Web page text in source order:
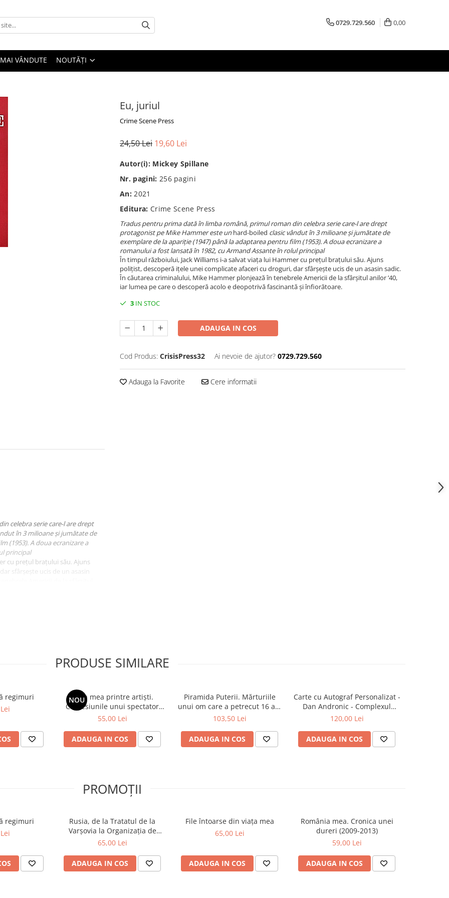
0729.729.560 0,00
VÂNDUTE NOUTĂȚI
Eu, juriul
Crime Scene Press
24,50 Lei 19,60 Lei
Autor(i): Mickey Spillane
Nr. pagini: 256 pagini
An: 2021
Editura: Crime Scene Press
Tradus pentru prima dată în limba română, primul roman din celebra serie care-l are drept
protagonist pe Mike Hammer este unhard-boiled clasic vândut în 3 milioane și jumătate de
exemplare de la apariție (1947) până la adaptarea pentru film (1953). A doua ecranizare a
romanului a fost lansată în 1982, cu Armand Assante în rolul principal
În timpul războiului, Jack Williams i-a salvat viața lui Hammer cu prețul brațului său. Ajuns
polițist, descoperă ițele unei complicate afaceri cu droguri, dar sfârșește ucis de un asasin sadic.
În căutarea criminalului, Mike Hammer plonjează în tenebrele Americii de la sfârșitul anilor ’40,
iar lumea pe care o descoperă acolo e deopotrivă fascinantă și înfiorătoare.
3 IN STOC
ADAUGA IN COS
Cod Produs: CrisisPress32 Ai nevoie de ajutor? 0729.729.560
Adauga la Favorite Cere informatii
celebra serie care-l are drept
în 3 milioane și jumătate de
(1953). A doua ecranizare a
principal
cu prețul brațului său. Ajuns
sfârșește ucis de un asasin
și înfiorătoare.
PRODUSE SIMILARE
regimuri
NOU
Viața mea printre artiști.
Confesiunile unui spectator
fidel
55,00 Lei
ADAUGA IN COS
Piramida Puterii. Mărturiile
unui om care a petrecut 16 ani
în culisele Palatului Victoria și
103,50 Lei
ADAUGA IN COS
Carte cu Autograf Personalizat -
Dan Andronic - Complexul
Înaltei Porți - Ediție limitată
120,00 Lei
ADAUGA IN COS
PROMOȚII
regimuri
Rusia, de la Tratatul de la
Varșovia la Organizația de
Cooperare de la Shanghai și
65,00 Lei
ADAUGA IN COS
File întoarse din viața mea
65,00 Lei
ADAUGA IN COS
România mea. Cronica unei
dureri (2009-2013)
59,00 Lei
ADAUGA IN COS